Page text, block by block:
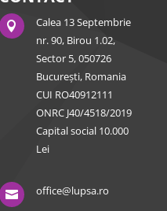

Calea 13 Septembrie
nr. 90, Birou 1.02,
Sector 5, 050726
București, Romania
CUI RO40912111
ONRC J40/4518/2019
Capital social 10.000
Lei

office@lupsa.ro